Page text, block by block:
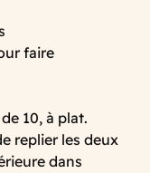
faire
10, à plat.
replier les deux
dans